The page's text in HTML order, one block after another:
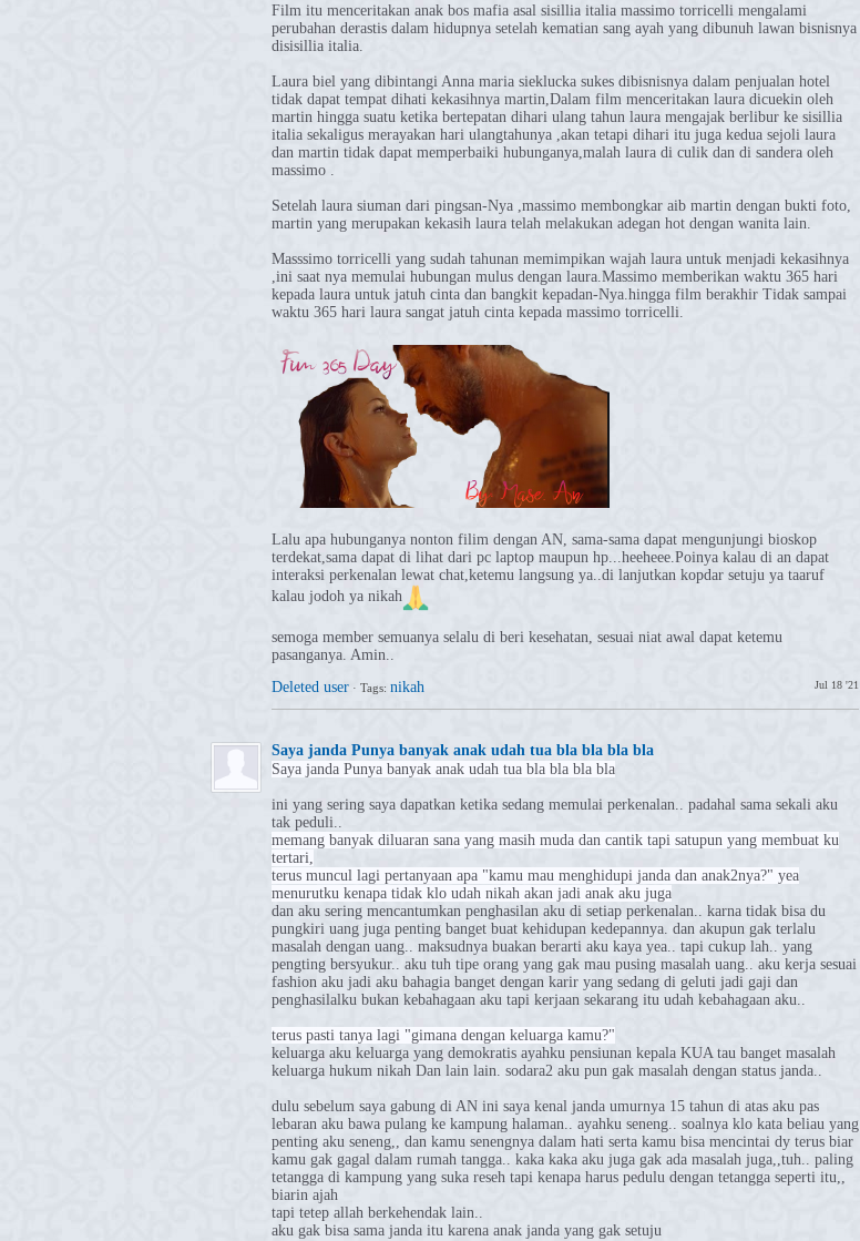
Film itu menceritakan anak bos mafia asal sisillia italia massimo torricelli mengalami
perubahan derastis dalam hidupnya setelah kematian sang ayah yang dibunuh lawan bisnisnya
disisillia italia.
Laura biel yang dibintangi Anna maria sieklucka sukes dibisnisnya dalam penjualan hotel
tidak dapat tempat dihati kekasihnya martin,Dalam film menceritakan laura dicuekin oleh
martin hingga suatu ketika bertepatan dihari ulang tahun laura mengajak berlibur ke sisillia
italia sekaligus merayakan hari ulangtahunya ,akan tetapi dihari itu juga kedua sejoli laura
dan martin tidak dapat memperbaiki hubunganya,malah laura di culik dan di sandera oleh
massimo .
Setelah laura siuman dari pingsan-Nya ,massimo membongkar aib martin dengan bukti foto,
martin yang merupakan kekasih laura telah melakukan adegan hot dengan wanita lain.
Masssimo torricelli yang sudah tahunan memimpikan wajah laura untuk menjadi kekasihnya
,ini saat nya memulai hubungan mulus dengan laura.Massimo memberikan waktu 365 hari
kepada laura untuk jatuh cinta dan bangkit kepadan-Nya.hingga film berakhir Tidak sampai
waktu 365 hari laura sangat jatuh cinta kepada massimo torricelli.
Lalu apa hubunganya nonton filim dengan AN, sama-sama dapat mengunjungi bioskop
terdekat,sama dapat di lihat dari pc laptop maupun hp...heeheee.Poinya kalau di an dapat
interaksi perkenalan lewat chat,ketemu langsung ya..di lanjutkan kopdar setuju ya taaruf
kalau jodoh ya nikah
semoga member semuanya selalu di beri kesehatan, sesuai niat awal dapat ketemu
pasanganya. Amin..
Deleted user
Jul 18 '21
· Tags: nikah
Saya janda Punya banyak anak udah tua bla bla bla bla
Saya janda Punya banyak anak udah tua bla bla bla bla
ini yang sering saya dapatkan ketika sedang memulai perkenalan.. padahal sama sekali aku
tak peduli..
memang banyak diluaran sana yang masih muda dan cantik tapi satupun yang membuat ku
tertari,
terus muncul lagi pertanyaan apa "kamu mau menghidupi janda dan anak2nya?" yea
menurutku kenapa tidak klo udah nikah akan jadi anak aku juga
dan aku sering mencantumkan penghasilan aku di setiap perkenalan.. karna tidak bisa du
pungkiri uang juga penting banget buat kehidupan kedepannya. dan akupun gak terlalu
masalah dengan uang.. maksudnya buakan berarti aku kaya yea.. tapi cukup lah.. yang
pengting bersyukur.. aku tuh tipe orang yang gak mau pusing masalah uang.. aku kerja sesuai
fashion aku jadi aku bahagia banget dengan karir yang sedang di geluti jadi gaji dan
penghasilalku bukan kebahagaan aku tapi kerjaan sekarang itu udah kebahagaan aku..
terus pasti tanya lagi "gimana dengan keluarga kamu?"
keluarga aku keluarga yang demokratis ayahku pensiunan kepala KUA tau banget masalah
keluarga hukum nikah Dan lain lain. sodara2 aku pun gak masalah dengan status janda..
dulu sebelum saya gabung di AN ini saya kenal janda umurnya 15 tahun di atas aku pas
lebaran aku bawa pulang ke kampung halaman.. ayahku seneng.. soalnya klo kata beliau yang
penting aku seneng,, dan kamu senengnya dalam hati serta kamu bisa mencintai dy terus biar
kamu gak gagal dalam rumah tangga.. kaka kaka aku juga gak ada masalah juga,,tuh.. paling
tetangga di kampung yang suka reseh tapi kenapa harus pedulu dengan tetangga seperti itu,,
biarin ajah
tapi tetep allah berkehendak lain..
aku gak bisa sama janda itu karena anak janda yang gak setuju